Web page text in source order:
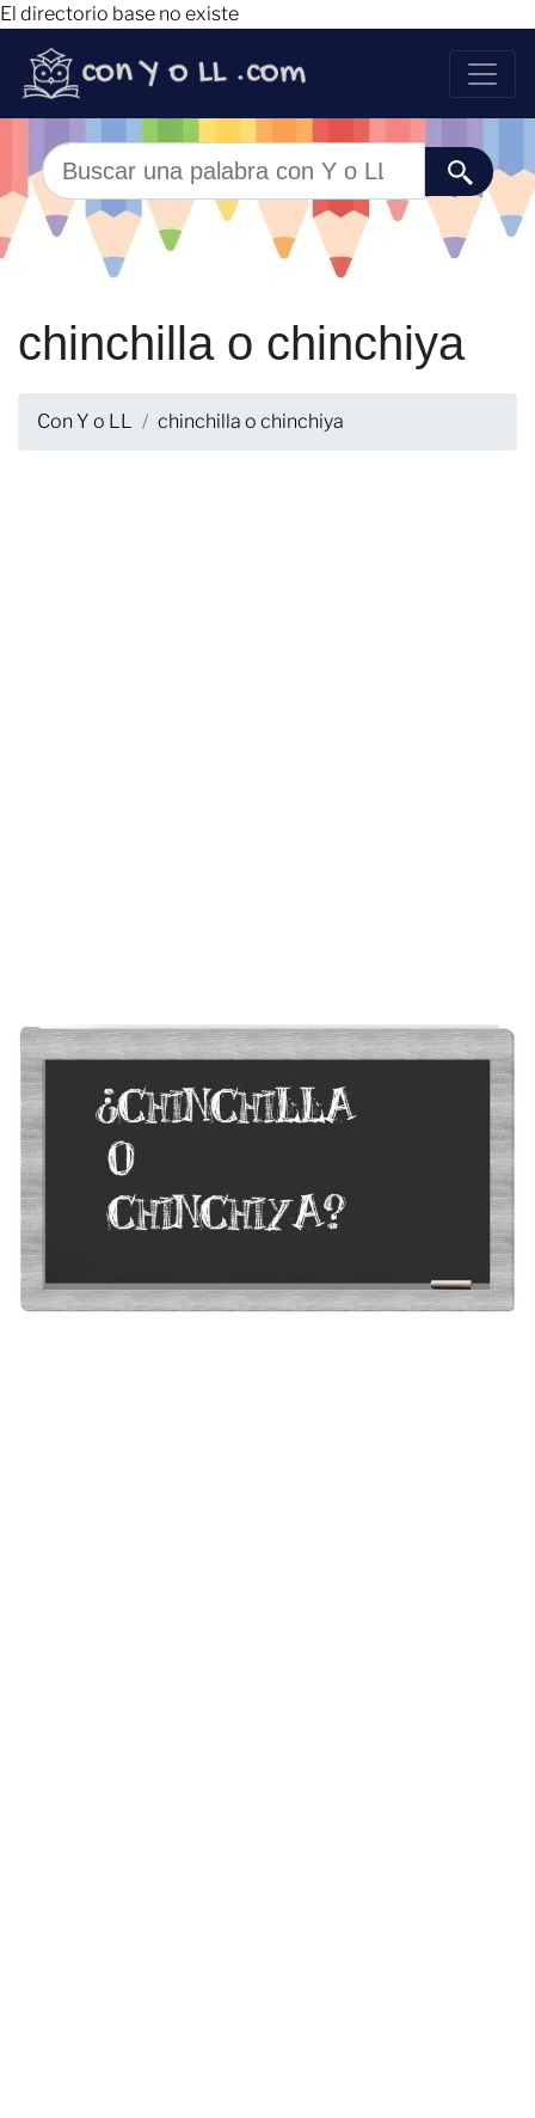
El directorio base no existe
chinchilla o chinchiya
Con Y o LL chinchilla o chinchiya